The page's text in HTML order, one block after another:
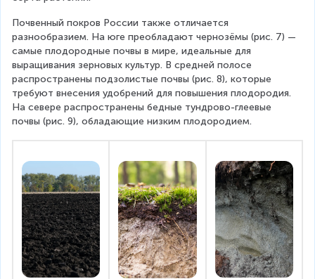
Почвенный покров России также отличается
разнообразием. На юге преобладают чернозёмы (рис. 7) —
самые плодородные почвы в мире, идеальные для
выращивания зерновых культур. В средней полосе
распространены подзолистые почвы (рис. 8), которые
требуют внесения удобрений для повышения плодородия.
На севере распространены бедные тундрово-глеевые
почвы (рис. 9), обладающие низким плодородием.